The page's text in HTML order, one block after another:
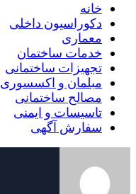
خانه
دکوراسیون داخلی
معماری
خدمات ساختمان
تجهیزات ساختمانی
مبلمان و اکسسوری
مصالح ساختمانی
تاسیسات و ایمنی
سفارش آگهی